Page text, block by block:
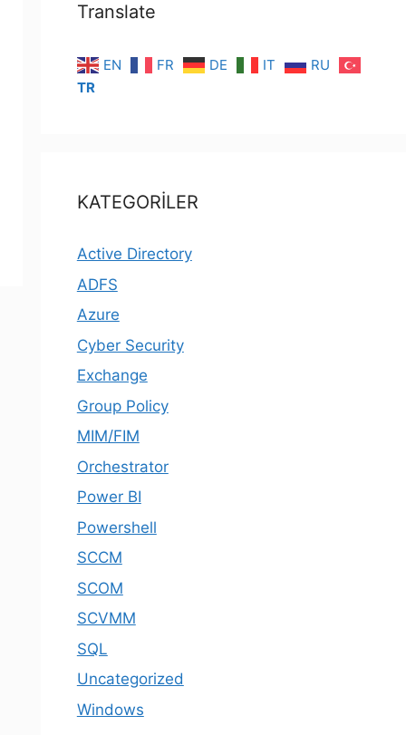
Translate
EN FR DE IT
RU
TR
KATEGORİLER
Active Directory
ADFS
Azure
Cyber Security
Exchange
Group Policy
MIM/FIM
Orchestrator
Power BI
Powershell
SCCM
SCOM
SCVMM
SQL
Uncategorized
Windows